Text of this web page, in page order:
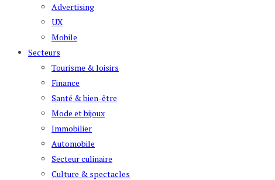
Advertising
UX
Mobile
Secteurs
Tourisme & loisirs
Finance
Santé & bien-être
Mode et bijoux
Immobilier
Automobile
Secteur culinaire
Culture & spectacles